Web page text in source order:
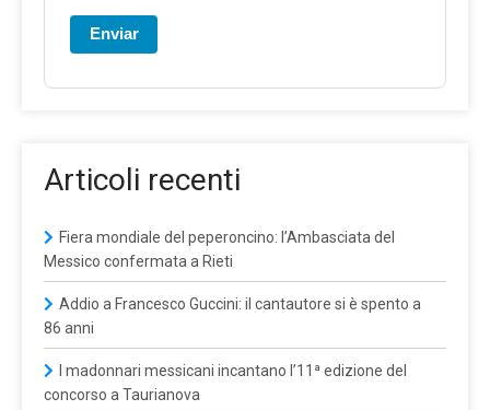
Enviar
Articoli recenti
Fiera mondiale del peperoncino: l’Ambasciata del
Messico confermata a Rieti
Addio a Francesco Guccini: il cantautore si è spento a
86 anni
I madonnari messicani incantano l’11ª edizione del
concorso a Taurianova